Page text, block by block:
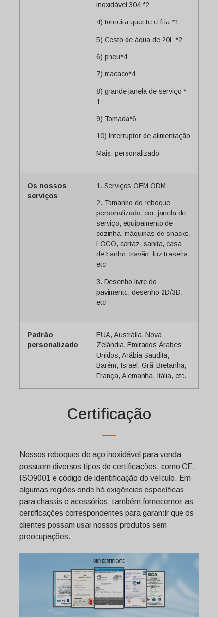
inoxidável 304 *2
4) torneira quente e fria *1
5) Cesto de água de 20L *2
6) pneu*4
7) macaco*4
8) grande janela de serviço *
1
9) Tomada*6
10) Interruptor de alimentação
Mais, personalizado
Os nossos
serviços
1. Serviços OEM ODM
2. Tamanho do reboque
personalizado, cor, janela de
serviço, equipamento de
cozinha, máquinas de snacks,
LOGO, cartaz, sanita, casa
de banho, travão, luz traseira,
etc
3. Desenho livre do
pavimento, desenho 2D/3D,
etc
Padrão
personalizado
EUA, Austrália, Nova
Zelândia, Emirados Árabes
Unidos, Arábia Saudita,
Barém, Israel, Grã-Bretanha,
França, Alemanha, Itália, etc.
Certificação
Nossos reboques de aço inoxidável para venda
possuem diversos tipos de certificações, como CE,
ISO9001 e código de identificação do veículo. Em
algumas regiões onde há exigências específicas
para chassis e acessórios, também fornecemos as
certificações correspondentes para garantir que os
clientes possam usar nossos produtos sem
preocupações.